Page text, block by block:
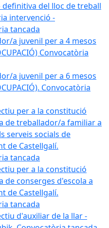
definitiva del lloc de treball
intervenció -
tancada
a juvenil per a 4 mesos
Convocatòria
a juvenil per a 6 mesos
Convocatòria
per a la constitució
de treballador/a familiar a
serveis socials de
de Castellgalí.
tancada
per a la constitució
de conserges d'escola a
de Castellgalí.
tancada
d'auxiliar de la llar -